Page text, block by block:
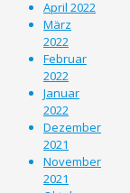
April 2022
März
2022
Februar
2022
Januar
2022
Dezember
2021
November
2021